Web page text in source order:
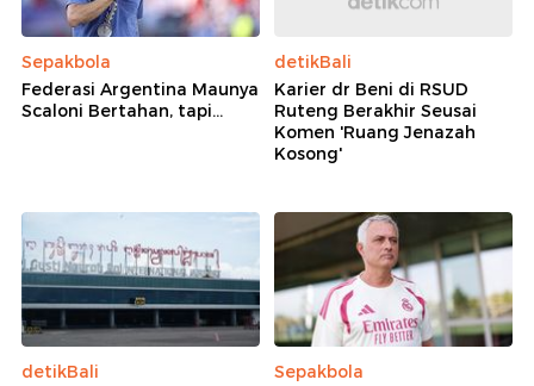
Sepakbola
Federasi Argentina Maunya
Scaloni Bertahan, tapi...
detikBali
Karier dr Beni di RSUD
Ruteng Berakhir Seusai
Komen 'Ruang Jenazah
Kosong'
detikBali
Sepakbola